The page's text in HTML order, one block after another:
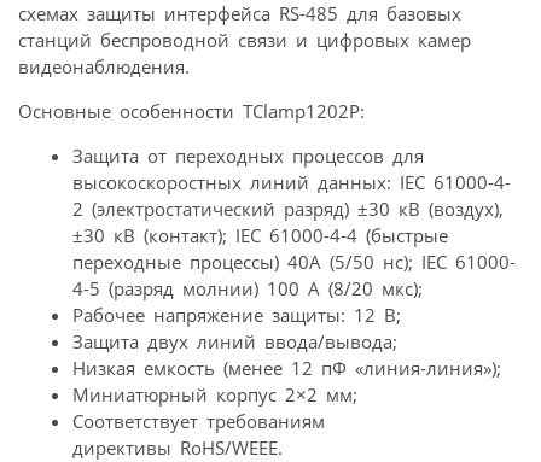
схемах защиты интерфейса RS-485 для базовых
станций беспроводной связи и цифровых камер
видеонаблюдения.
Основные особенности TClamp1202P:
Защита от переходных процессов для
высокоскоростных линий данных: IEC 61000-4-
2 (электростатический разряд) ±30 кВ (воздух),
±30 кВ (контакт); IEC 61000-4-4 (быстрые
переходные процессы) 40А (5/50 нс); IEC 61000-
4-5 (разряд молнии) 100 А (8/20 мкс);
Рабочее напряжение защиты: 12 В;
Защита двух линий ввода/вывода;
Низкая емкость (менее 12 пФ «линия-линия»);
Миниатюрный корпус 2×2 мм;
Соответствует требованиям
директивы RoHS/WEEE.